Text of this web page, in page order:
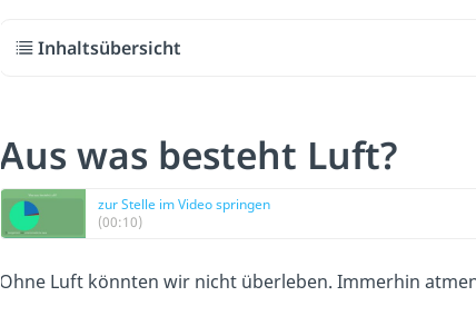
Inhaltsübersicht
Aus was besteht Luft?
zur Stelle im Video springen
(00:10)
Ohne Luft könnten wir nicht überleben. Immerhin